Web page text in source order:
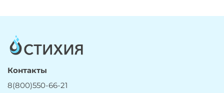
Контакты
8(800)550-66-21